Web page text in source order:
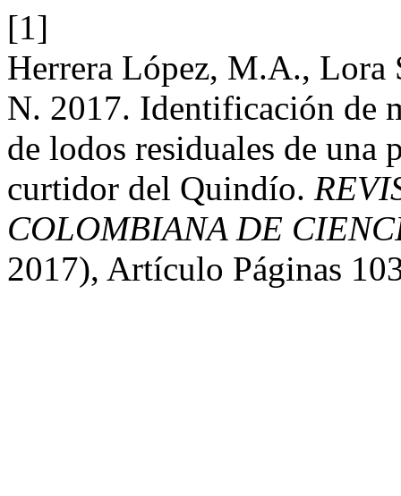
[1]
Herrera López, M.A., Lora
N. 2017. Identificación de
de lodos residuales de una
curtidor del Quindío.
COLOMBIANA DE
2017), Artículo Páginas